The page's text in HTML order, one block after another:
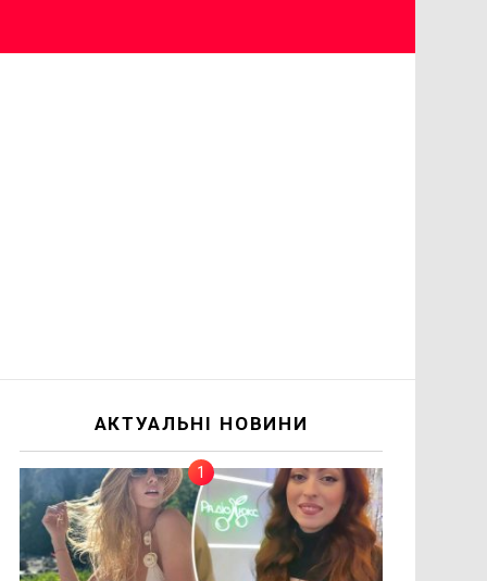
АКТУАЛЬНІ НОВИНИ